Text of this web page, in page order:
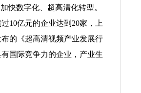
快数字化、超高清化转型。
10亿元的企业达到20家，上
的《超高清视频产业发展行
国际竞争力的企业，产业生